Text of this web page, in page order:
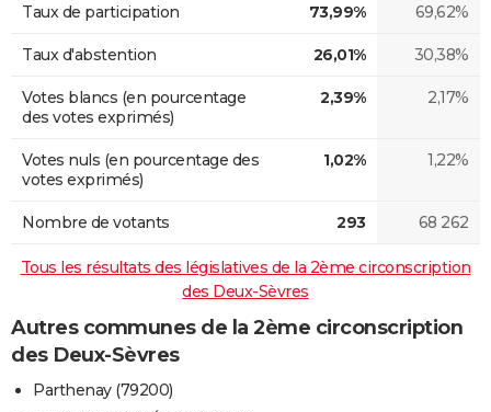
Taux de participation 73,99% 69,62%
Taux d'abstention 26,01% 30,38%
Votes blancs (en pourcentage
des votes exprimés)
2,39% 2,17%
Votes nuls (en pourcentage des
votes exprimés)
1,02% 1,22%
Nombre de votants 293 68 262
Tous les résultats des législatives de la 2ème circonscription
des Deux-Sèvres
Autres communes de la 2ème circonscription
des Deux-Sèvres
Parthenay (79200)